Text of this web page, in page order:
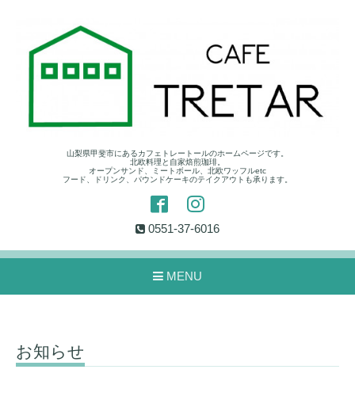
山梨県甲斐市にあるカフェトレートールのホームページです。
北欧料理と自家焙煎珈琲。
オープンサンド、ミートボール、北欧ワッフルetc
フード、ドリンク、パウンドケーキのテイクアウトも承ります。
0551-37-6016
MENU
お知らせ